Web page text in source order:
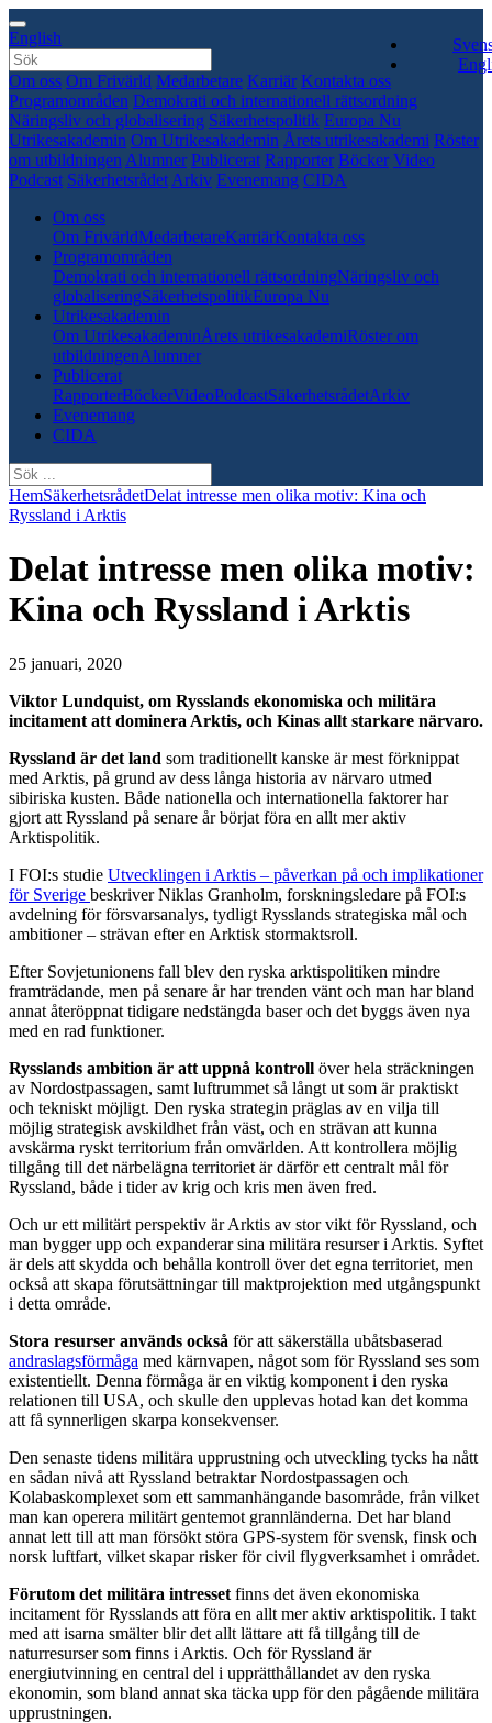
English
Om oss Om Frivärld Medarbetare Karriär Kontakta oss
Programområden Demokrati och internationell rättsordning
Näringsliv och globalisering Säkerhetspolitik Europa Nu
Utrikesakademin Om Utrikesakademin Årets utrikesakademi Röster
om utbildningen Alumner Publicerat Rapporter Böcker Video
Podcast Säkerhetsrådet Arkiv Evenemang CIDA
Om oss
Om FrivärldMedarbetareKarriärKontakta oss
Programområden
Demokrati och internationell rättsordningNäringsliv och
globaliseringSäkerhetspolitikEuropa Nu
Utrikesakademin
Om UtrikesakademinÅrets utrikesakademiRöster om
utbildningenAlumner
Publicerat
RapporterBöckerVideoPodcastSäkerhetsrådetArkiv
Evenemang
CIDA
HemSäkerhetsrådetDelat intresse men olika motiv: Kina och
Ryssland i Arktis
Delat intresse men olika motiv:
Kina och Ryssland i Arktis
25 januari, 2020
Viktor Lundquist, om Rysslands ekonomiska och militära
incitament att dominera Arktis, och Kinas allt starkare närvaro.
Ryssland är det land som traditionellt kanske är mest förknippat
med Arktis, på grund av dess långa historia av närvaro utmed
sibiriska kusten. Både nationella och internationella faktorer har
gjort att Ryssland på senare år börjat föra en allt mer aktiv
Arktispolitik.
I FOI:s studie Utvecklingen i Arktis – påverkan på och implikationer
för Sverige beskriver Niklas Granholm, forskningsledare på FOI:s
avdelning för försvarsanalys, tydligt Rysslands strategiska mål och
ambitioner – strävan efter en Arktisk stormaktsroll.
Efter Sovjetunionens fall blev den ryska arktispolitiken mindre
framträdande, men på senare år har trenden vänt och man har bland
annat återöppnat tidigare nedstängda baser och det byggs även nya
med en rad funktioner.
Rysslands ambition är att uppnå kontroll över hela sträckningen
av Nordostpassagen, samt luftrummet så långt ut som är praktiskt
och tekniskt möjligt. Den ryska strategin präglas av en vilja till
möjlig strategisk avskildhet från väst, och en strävan att kunna
avskärma ryskt territorium från omvärlden. Att kontrollera möjlig
tillgång till det närbelägna territoriet är därför ett centralt mål för
Ryssland, både i tider av krig och kris men även fred.
Och ur ett militärt perspektiv är Arktis av stor vikt för Ryssland, och
man bygger upp och expanderar sina militära resurser i Arktis. Syftet
är dels att skydda och behålla kontroll över det egna territoriet, men
också att skapa förutsättningar till maktprojektion med utgångspunkt
i detta område.
Stora resurser används också för att säkerställa ubåtsbaserad
andraslagsförmåga med kärnvapen, något som för Ryssland ses som
existentiellt. Denna förmåga är en viktig komponent i den ryska
relationen till USA, och skulle den upplevas hotad kan det komma
att få synnerligen skarpa konsekvenser.
Den senaste tidens militära upprustning och utveckling tycks ha nått
en sådan nivå att Ryssland betraktar Nordostpassagen och
Kolabaskomplexet som ett sammanhängande basområde, från vilket
man kan operera militärt gentemot grannländerna. Det har bland
annat lett till att man försökt störa GPS-system för svensk, finsk och
norsk luftfart, vilket skapar risker för civil flygverksamhet i området.
Förutom det militära intresset finns det även ekonomiska
incitament för Rysslands att föra en allt mer aktiv arktispolitik. I takt
med att isarna smälter blir det allt lättare att få tillgång till de
naturresurser som finns i Arktis. Och för Ryssland är
energiutvinning en central del i upprätthållandet av den ryska
ekonomin, som bland annat ska täcka upp för den pågående militära
upprustningen.